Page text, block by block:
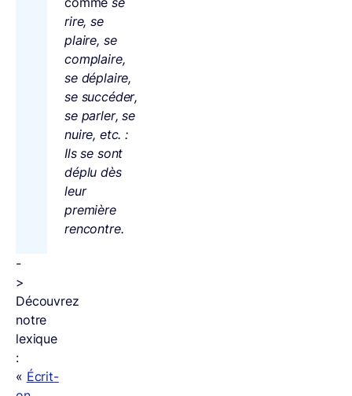
rire, se
plaire, se
complaire,
se déplaire,
se succéder,
se parler, se
nuire, etc. :
Ils se sont
déplu dès
leur
première
rencontre.
-
>
Découvrez
notre
lexique
:
« Écrit-